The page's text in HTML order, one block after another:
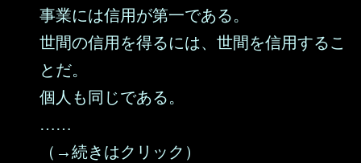
事業には信用が第一である。
世間の信用を得るには、世間を信用するこ
とだ。
個人も同じである。
……
（→続きはクリック）